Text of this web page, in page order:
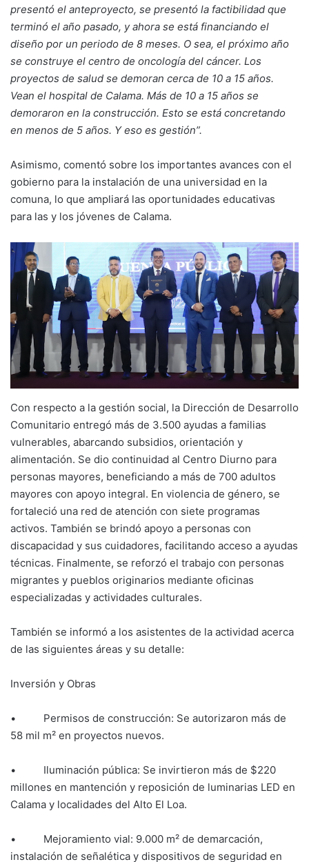
presentó el anteproyecto, se presentó la factibilidad que
terminó el año pasado, y ahora se está financiando el
diseño por un periodo de 8 meses. O sea, el próximo año
se construye el centro de oncología del cáncer. Los
proyectos de salud se demoran cerca de 10 a 15 años.
Vean el hospital de Calama. Más de 10 a 15 años se
demoraron en la construcción. Esto se está concretando
en menos de 5 años. Y eso es gestión”.
Asimismo, comentó sobre los importantes avances con el
gobierno para la instalación de una universidad en la
comuna, lo que ampliará las oportunidades educativas
para las y los jóvenes de Calama.
Con respecto a la gestión social, la Dirección de Desarrollo
Comunitario entregó más de 3.500 ayudas a familias
vulnerables, abarcando subsidios, orientación y
alimentación. Se dio continuidad al Centro Diurno para
personas mayores, beneficiando a más de 700 adultos
mayores con apoyo integral. En violencia de género, se
fortaleció una red de atención con siete programas
activos. También se brindó apoyo a personas con
discapacidad y sus cuidadores, facilitando acceso a ayudas
técnicas. Finalmente, se reforzó el trabajo con personas
migrantes y pueblos originarios mediante oficinas
especializadas y actividades culturales.
También se informó a los asistentes de la actividad acerca
de las siguientes áreas y su detalle:
Inversión y Obras
• Permisos de construcción: Se autorizaron más de
58 mil m² en proyectos nuevos.
• Iluminación pública: Se invirtieron más de $220
millones en mantención y reposición de luminarias LED en
Calama y localidades del Alto El Loa.
• Mejoramiento vial: 9.000 m² de demarcación,
instalación de señalética y dispositivos de seguridad en